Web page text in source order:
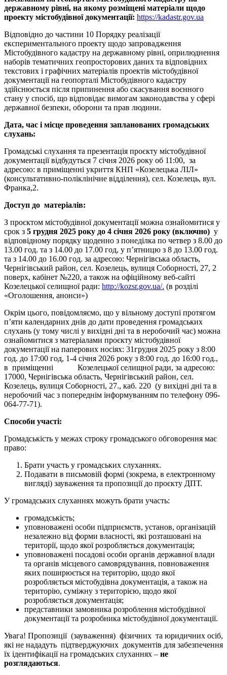
державному рівні, на якому розміщені матеріали щодо
проекту містобудівної документації: https://kadastr.gov.ua
Відповідно до частини 10 Порядку реалізації
експериментального проекту щодо запровадження
Містобудівного кадастру на державному рівні, оприлюднення
наборів тематичних геопросторових даних та відповідних
текстових і графічних матеріалів проектів містобудівної
документації на геопорталі Містобудівного кадастру
здійснюється після припинення або скасування воєнного
стану у спосіб, що відповідає вимогам законодавства у сфері
державної безпеки, оборони та прав людини.
Дата, час і місце проведення запланованих громадських
слухань:
Громадські слухання та презентація проєкту містобудівної
документації відбудуться 7 січня 2026 року об 11:00, за
адресою: в приміщенні укриття КНП «Козелецька ЛІЛ»
(консультативно-поліклінічне відділення), сел. Козелець, вул.
Франка,2.
Доступ до матеріалів:
З проєктом містобудівної документації можна ознайомитися у
срок з 5 грудня 2025 року до 4 січня 2026 року (включно) у
відповідному порядку щоденно з понеділка по четвер з 8.00 до
13.00 год. та з 14.00 до 17.00 год, у п’ятницю з 8 до 13.00 год.
та з 14.00 до 16.00 год. за адресою: Чернігівська область,
Чернігівський район, сел. Козелець, вулиця Соборності, 27, 2
поверх, кабінет №220, а також на офіційному веб-сайті
Козелецької селищної ради: http://kozsr.gov.ua/. (в розділі
«Оголошення, анонси»)
Окрім цього, повідомляємо, що у вільному доступі протягом
п’яти календарних днів до дати проведення громадських
слухань (у тому числі у вихідні дні та в неробочий час) можна
ознайомитися з матеріалами проєкту містобудівної
документації на паперових носіях: 31грудня 2025 року з 8:00
год. до 17:00 год, 1-4 січня 2026 року з 8:00 год. до 16:00 год.,
в приміщенні Козелецької селищної ради, за адресою:
17000, Чернігівська область, Чернігівський район, сел.
Козелець, вулиця Соборності, 27., каб. 220 (у вихідні дні та в
неробочий час з попереднім інформуванням по телефону 096-
064-77-71).
Способи участі:
Громадськість у межах строку громадського обговорення має
право:
Брати участь у громадських слуханнях.
Подавати в письмовій формі (зокрема, в електронному
вигляді) зауваження та пропозиції до проєкту ДПТ.
У громадських слуханнях можуть брати участь:
громадськість;
уповноважені особи підприємств, установ, організацій
незалежно від форми власності, які розташовані на
території, щодо якої розробляється документація;
уповноважені посадові особи органів державної влади
та органів місцевого самоврядування, повноваження
яких поширюється на територію, щодо якої
розробляється містобудівна документація, а також на
територію, суміжну з територією, щодо якої
розробляється документація;
представники замовника розроблення містобудівної
документації та розробника містобудівної документації.
Увага! Пропозиції (зауваження) фізичних та юридичних осіб,
які не нададуть підтверджуючих документів для забезпечення
їх ідентифікації на громадських слуханнях – не
розглядаються.